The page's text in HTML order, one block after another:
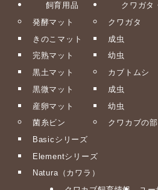
飼育用品
発酵マット
きのこマット
完熟マット
黒土マット
黒微マット
産卵マット
菌糸ビン
Basicシリーズ
Elementシリーズ
Natura（カワラ）
クワガタ
クワガタ
成虫
幼虫
カブトムシ
成虫
幼虫
クワカブの